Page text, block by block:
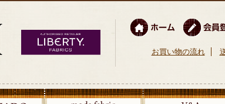
お買い物の流れ